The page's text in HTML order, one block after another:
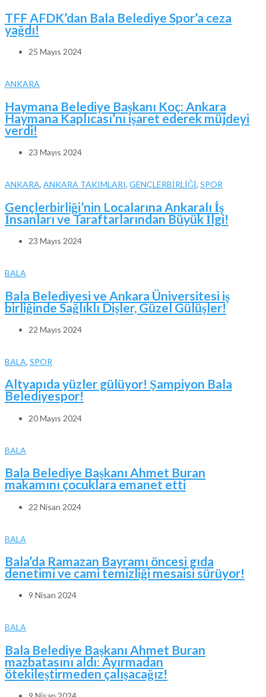
TFF AFDK’dan Bala Belediye Spor’a ceza
yağdı!
25 Mayıs 2024
ANKARA
Haymana Belediye Başkanı Koç: Ankara
Haymana Kaplıcası’nı işaret ederek müjdeyi
verdi!
23 Mayıs 2024
ANKARA, ANKARA TAKIMLARI, GENÇLERBİRLİĞİ, SPOR
Gençlerbirliği’nin Localarına Ankaralı İş
İnsanları ve Taraftarlarından Büyük İlgi!
23 Mayıs 2024
BALA
Bala Belediyesi ve Ankara Üniversitesi iş
birliğinde Sağlıklı Dişler, Güzel Gülüşler!
22 Mayıs 2024
BALA, SPOR
Altyapıda yüzler gülüyor! Şampiyon Bala
Belediyespor!
20 Mayıs 2024
BALA
Bala Belediye Başkanı Ahmet Buran
makamını çocuklara emanet etti
22 Nisan 2024
BALA
Bala’da Ramazan Bayramı öncesi gıda
denetimi ve cami temizliği mesaisi sürüyor!
9 Nisan 2024
BALA
Bala Belediye Başkanı Ahmet Buran
mazbatasını aldı: Ayırmadan
ötekileştirmeden çalışacağız!